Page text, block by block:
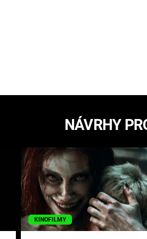
NÁVRHY
KINOFILMY